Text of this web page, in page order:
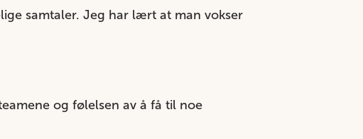
samtaler. Jeg har lært at man vokser
og følelsen av å få til noe